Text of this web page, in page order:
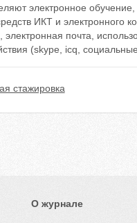
электронное обучение,
ИКТ и электронного
почта,
(skype, icq,
стажировка
О журнале